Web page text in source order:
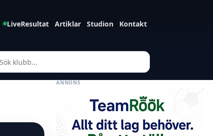
LiveResultat Artiklar Studion Kontakt
ANNONS